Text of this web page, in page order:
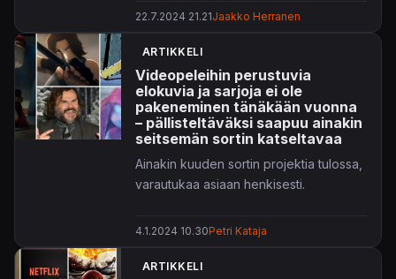
Huomaathan myös listaukseen upotetut
Lisätietoja voi lueskella Xbox Wirestä,
täältä.
1.7.
vuoden alkupuolella.
22.7.2024 21.21Jaakko Herranen
ARTIKKELI
Videopeleihin perustuvia
elokuvia ja sarjoja ei ole
pakeneminen tänäkään vuonna
– pällisteltäväksi saapuu ainakin
seitsemän sortin katseltavaa
Ainakin kuuden sortin projektia tulossa,
varautukaa asiaan henkisesti.
4.1.2024 10.30Petri Kataja
ARTIKKELI